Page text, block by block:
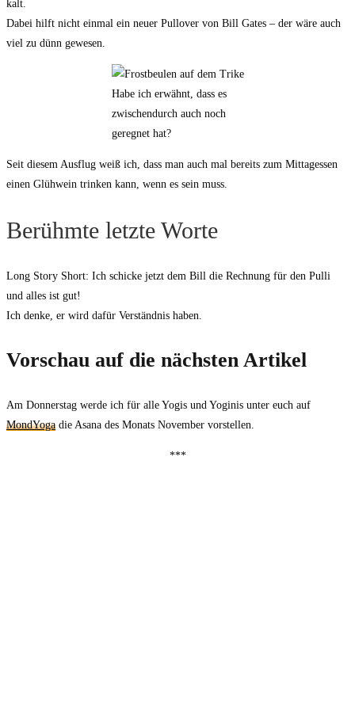
kalt.
Dabei hilft nicht einmal ein neuer Pullover von Bill Gates – der wäre auch
viel zu dünn gewesen.
Habe ich erwähnt, dass es
zwischendurch auch noch
geregnet hat?
Seit diesem Ausflug weiß ich, dass man auch mal bereits zum Mittagessen
einen Glühwein trinken kann, wenn es sein muss.
Berühmte letzte Worte
Long Story Short: Ich schicke jetzt dem Bill die Rechnung für den Pulli
und alles ist gut!
Ich denke, er wird dafür Verständnis haben.
Vorschau auf die nächsten Artikel
Am Donnerstag werde ich für alle Yogis und Yoginis unter euch auf
MondYoga die Asana des Monats November vorstellen.
***